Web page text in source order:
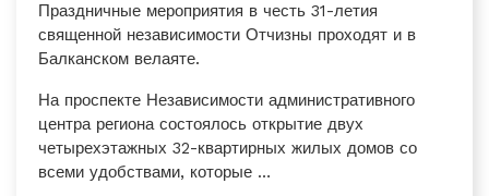
Праздничные мероприятия в честь 31-летия
священной независимости Отчизны проходят и в
Балканском велаяте.
На проспекте Независимости административного
центра региона состоялось открытие двух
четырехэтажных 32-квартирных жилых домов со
всеми удобствами, которые …